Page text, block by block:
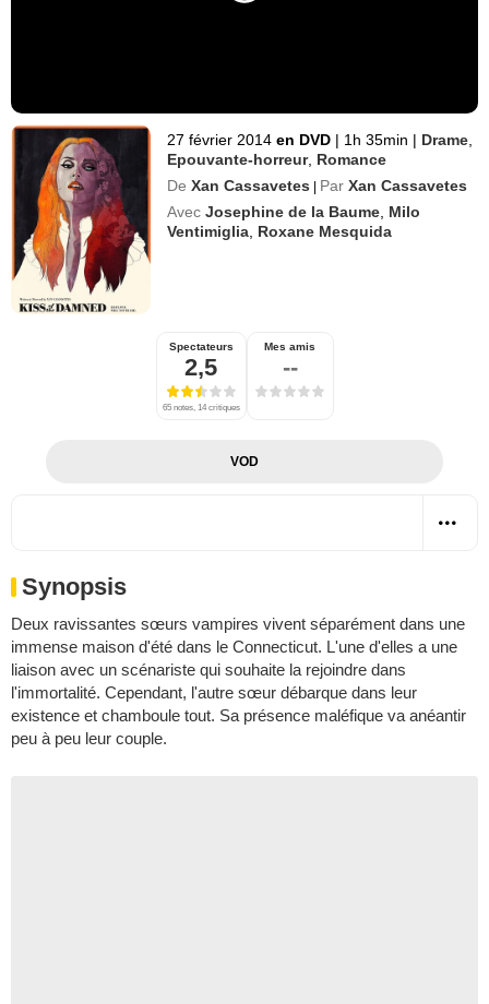
27 février 2014 en DVD | 1h 35min | Drame
Epouvante-horreur, Romance
De Xan Cassavetes | Par Xan Cassavetes
Avec Josephine de la Baume Milo
Ventimiglia Roxane Mesquida
Spectateurs
2,5
65 notes, 14 critiques
Mes amis
--
VOD
Synopsis
Deux ravissantes sœurs vampires vivent séparément dans une
immense maison d'été dans le Connecticut. L'une d'elles a une
liaison avec un scénariste qui souhaite la rejoindre dans
l'immortalité. Cependant, l'autre sœur débarque dans leur
existence et chamboule tout. Sa présence maléfique va anéantir
peu à peu leur couple.